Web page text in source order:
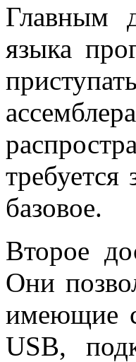
Главным
языка
базовое.
Второе
Они
имеющие
USB,